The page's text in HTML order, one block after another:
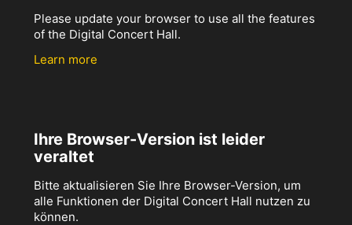
Please update your browser to use all the features
of the Digital Concert Hall.
Learn more
Ihre Browser-Version ist leider
veraltet
Bitte aktualisieren Sie Ihre Browser-Version, um
alle Funktionen der Digital Concert Hall nutzen zu
können.